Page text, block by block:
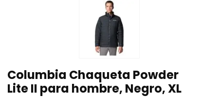
Columbia Chaqueta Powder
Lite II para hombre, Negro, XL